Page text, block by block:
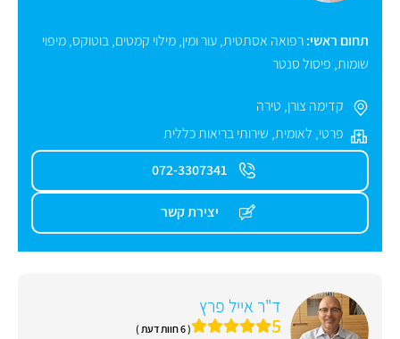
תחום ראשי:רפואה אסתטית,עור ומין,מילוי קמטים,בוטוקס,מיפוי
שומות, פיסול סנטר
קדימה צורן, טירה
פרטי, לאומית, שירותי בריאות כללית
072-3307341
יצירת קשר
ד"ר אייל פרץ
5 ( 6 חוות דעת )